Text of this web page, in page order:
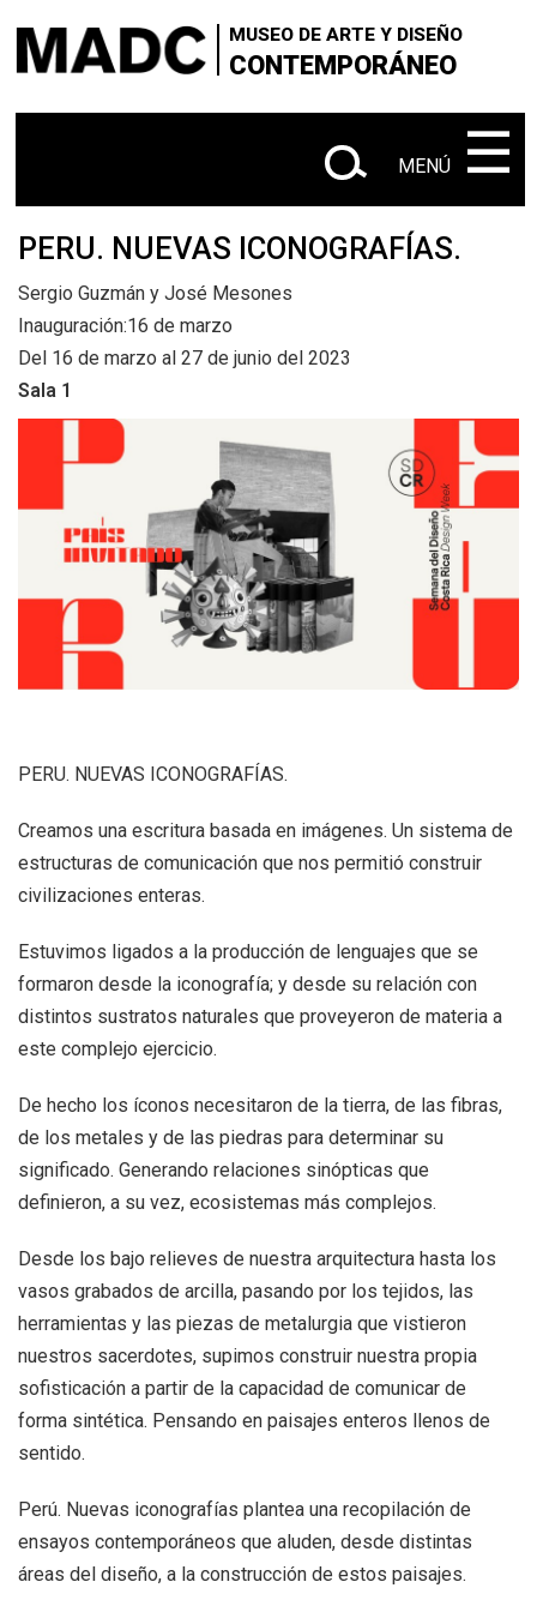
main
content
MUSEO DE ARTE Y DISEÑO
CONTEMPORÁNEO
Buscar
sitio
‌‌‌‌‌‌‌‌‌‌‌
‌‌‌‌‌‌‌‌‌‌
×
+ VISITANOS
+ SOBRE EL MADC | Administrativo
+ EXPOSICIONES | Actuales | Próximas
| Anteriores
+ SALA Ø
+ CONVOCATORIAS
+ MEDIACIÓN EDUCATIVA
PUBLICACIONES
DIRECTORIOS | Tiendas de diseño
MESA EJECUTIVA DE ARTES VISUALES
+ SALA DE PRENSA
MENÚ ☰
PERU. NUEVAS ICONOGRAFÍAS.
Sergio Guzmán y José Mesones
Inauguración:16 de marzo
Del 16 de marzo al 27 de junio del 2023
Sala 1
PERU. NUEVAS ICONOGRAFÍAS.
Creamos una escritura basada en imágenes. Un sistema de
estructuras de comunicación que nos permitió construir
civilizaciones enteras.
Estuvimos ligados a la producción de lenguajes que se
formaron desde la iconografía; y desde su relación con
distintos sustratos naturales que proveyeron de materia a
este complejo ejercicio.
De hecho los íconos necesitaron de la tierra, de las fibras,
de los metales y de las piedras para determinar su
significado. Generando relaciones sinópticas que
definieron, a su vez, ecosistemas más complejos.
Desde los bajo relieves de nuestra arquitectura hasta los
vasos grabados de arcilla, pasando por los tejidos, las
herramientas y las piezas de metalurgia que vistieron
nuestros sacerdotes, supimos construir nuestra propia
sofisticación a partir de la capacidad de comunicar de
forma sintética. Pensando en paisajes enteros llenos de
sentido.
Perú. Nuevas iconografías plantea una recopilación de
ensayos contemporáneos que aluden, desde distintas
áreas del diseño, a la construcción de estos paisajes.